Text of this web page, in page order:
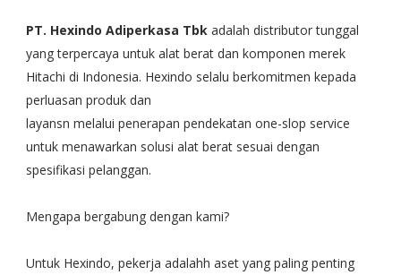
PT. Hexindo Adiperkasa Tbkadalah distributor tunggal
yang terpercaya untuk alat berat dan komponen merek
Hitachi di Indonesia. Hexindo selalu berkomitmen kepada
perluasan produk dan
layansn melalui penerapan pendekatan one-slop service
untuk menawarkan solusi alat berat sesuai dengan
spesifikasi pelanggan.
Mengapa bergabung dengan kami?
Untuk Hexindo, pekerja adalahh aset yang paling penting